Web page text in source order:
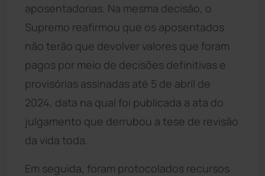
aposentadorias. Na mesma decisão, o
Supremo reafirmou que os aposentados
não terão que devolver valores que foram
pagos por meio de decisões definitivas e
provisórias assinadas até 5 de abril de
2024, data na qual foi publicada a ata do
julgamento que derrubou a tese de revisão
da vida toda.
Em seguida, foram protocolados recursos